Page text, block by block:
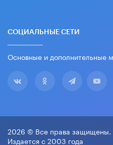
СОЦИАЛЬНЫЕ СЕТИ
Основные и дополнительные
2026 © Все права защищены.
Издается с 2003 года